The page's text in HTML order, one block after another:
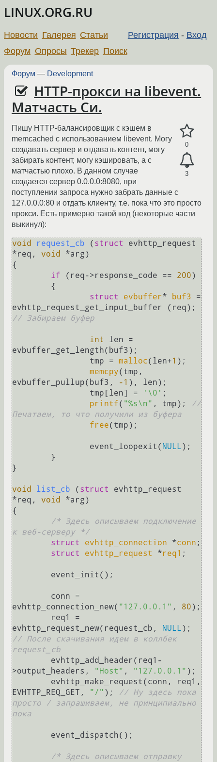
LINUX.ORG.RU
Регистрация - Вход
Новости Галерея Статьи
Форум Опросы Трекер Поиск
Форум — Development
HTTP-прокси на libevent.
Матчасть Си.
0
3
Пишу HTTP-балансировщик с кэшем в
memcached с использованием libevent. Могу
создавать сервер и отдавать контент, могу
забирать контент, могу кэшировать, а с
матчастью плохо. В данном случае
создается сервер 0.0.0.0:8080, при
поступлении запроса нужно забрать данные с
127.0.0.0:80 и отдать клиенту, т.е. пока что это просто
прокси. Есть примерно такой код (некоторые части
выкинул):
void request_cb ( struct
evhttp_request
*req, void
*arg)
{
if (req->response_code == 200)
struct
evbuffer* buf3 =
// Забираем буфер
int
len =
evbuffer_get_length(buf3);
		tmp =
malloc(len+1 );
memcpy(tmp,
evbuffer_pullup(buf3,
-1 ), len);
		tmp[len] =
'\0' ;
printf( "%s\n" , tmp);
//
Печатаем, то что получили из буфера
free(tmp);
		event_loopexit(
NULL);
}
void list_cb ( struct
evhttp_request
*req, void
*arg)
{
/* Здесь описываем подключение
к веб-серверу */
struct
evhttp_connection *conn ;
struct
evhttp_request *req1 ;
evhttp_connection_new( "127.0.0.1" , 80);
evhttp_request_new(request_cb,
NULL
// После скачивания идем в коллбек
request_cb
>output_headers,
"Host" , "127.0.0.1" );
EVHTTP_REQ_GET,
"/" );
// Ну здесь пока
просто / запрашиваем, не принципиально
пока
/* Здесь описываем отправку